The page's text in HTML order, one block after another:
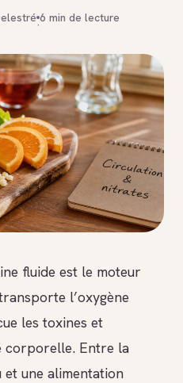
·
6 min de lecture
fluide est le moteur
l’oxygène
les toxines et
corporelle. Entre la
une alimentation